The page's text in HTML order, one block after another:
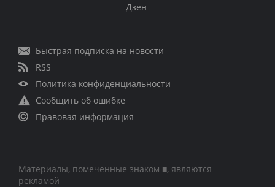
Дзен
Быстрая подписка на новости
RSS
Политика конфиденциальности
Сообщить об ошибке
Правовая информация
Материалы, помеченные знаком ■, являются
рекламой